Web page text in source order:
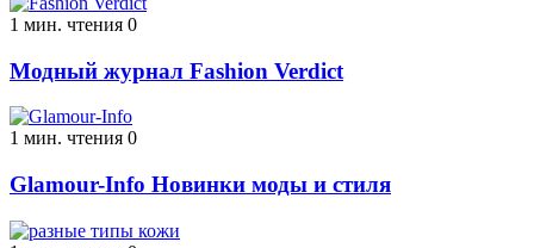
1 мин. чтения 0
Модный журнал Fashion Verdict
1 мин. чтения 0
Glamour-Info Новинки моды и стиля